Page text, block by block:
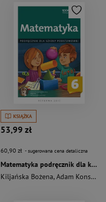
,Konstantynowicz Anna,
KSIĄŻKA
53,99 zł
60,90 zł - sugerowana cena detaliczna
Matematyka podręcznik dla kalsy 6 szkoły podstawowej
Kiljańska Bożena,Adam Konstantynowicz